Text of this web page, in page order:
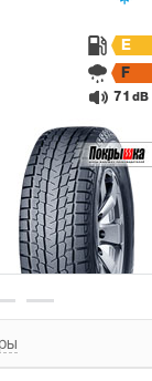
E
F
71 dB